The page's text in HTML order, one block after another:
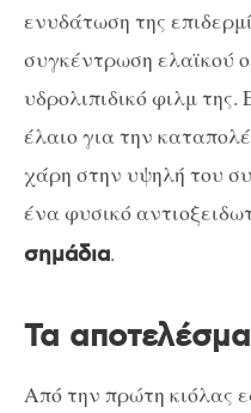
ενυδάτωση της
συγκέντρωση ελαϊκού
υδρολιπιδικό φιλμ της.
έλαιο για την
χάρη στην υψηλή του
ένα φυσικό
σημάδια.
Τα
Από την πρώτη κιόλας